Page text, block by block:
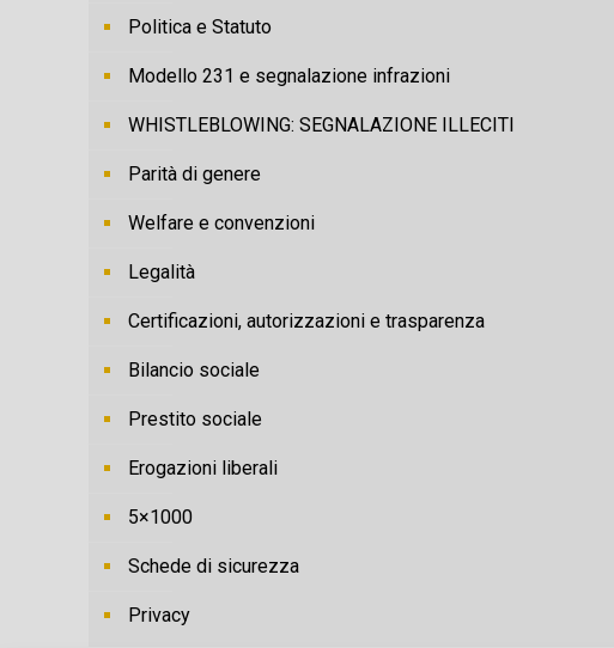
Politica e Statuto
Modello 231 e segnalazione infrazioni
WHISTLEBLOWING: SEGNALAZIONE ILLECITI
Parità di genere
Welfare e convenzioni
Legalità
Certificazioni, autorizzazioni e trasparenza
Bilancio sociale
Prestito sociale
Erogazioni liberali
5×1000
Schede di sicurezza
Privacy